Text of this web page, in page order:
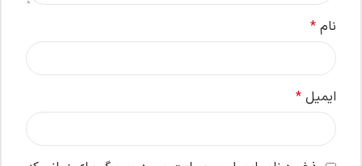
نام *
ایمیل *